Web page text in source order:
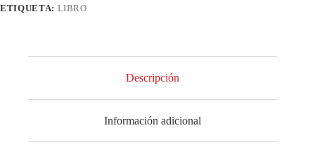
ETIQUETA: LIBRO
Descripción
Información adicional